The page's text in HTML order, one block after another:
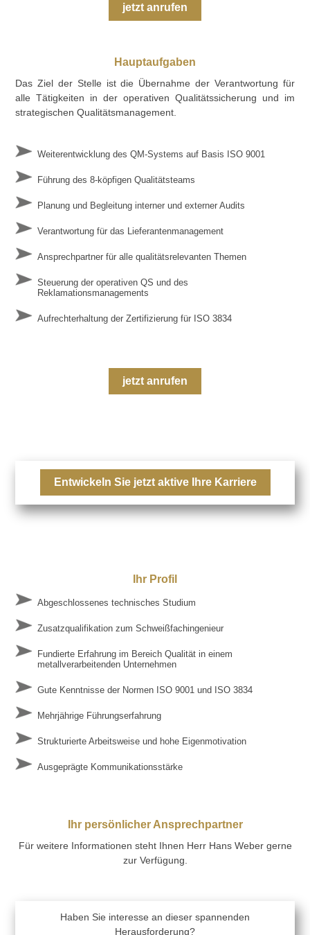
jetzt anrufen
Hauptaufgaben
Das Ziel der Stelle ist die Übernahme der Verantwortung für
alle Tätigkeiten in der operativen Qualitätssicherung und im
strategischen Qualitätsmanagement.
Weiterentwicklung des QM-Systems auf Basis ISO 9001
Führung des 8-köpfigen Qualitätsteams
Planung und Begleitung interner und externer Audits
Verantwortung für das Lieferantenmanagement
Ansprechpartner für alle qualitätsrelevanten Themen
Steuerung der operativen QS und des
Reklamationsmanagements
Aufrechterhaltung der Zertifizierung für ISO 3834
jetzt anrufen
Entwickeln Sie jetzt aktive Ihre Karriere
Ihr Profil
Abgeschlossenes technisches Studium
Zusatzqualifikation zum Schweißfachingenieur
Fundierte Erfahrung im Bereich Qualität in einem
metallverarbeitenden Unternehmen
Gute Kenntnisse der Normen ISO 9001 und ISO 3834
Mehrjährige Führungserfahrung
Strukturierte Arbeitsweise und hohe Eigenmotivation
Ausgeprägte Kommunikationsstärke
Ihr persönlicher Ansprechpartner
Für weitere Informationen steht Ihnen Herr Hans Weber gerne
zur Verfügung.
Haben Sie interesse an dieser spannenden
Herausforderung?